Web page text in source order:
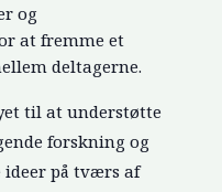
og
at fremme et
deltagerne.
til at understøtte
forskning og
ideer på tværs af